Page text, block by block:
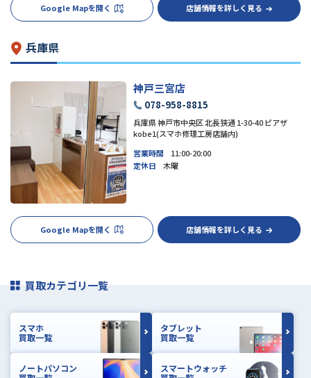
Google Mapを開く 店舗情報を詳しく見る
兵庫県
神戸三宮店
078-958-8815
兵庫県 神戸市中央区 北長狭通 1-30-40 ピアザ
kobe1(スマホ修理工房店舗内)
営業時間
11:00-20:00
定休日
木曜
Google Mapを開く 店舗情報を詳しく見る
買取カテゴリ一覧
スマホ
買取一覧
タブレット
買取一覧
ノートパソコン
スマートウォッチ